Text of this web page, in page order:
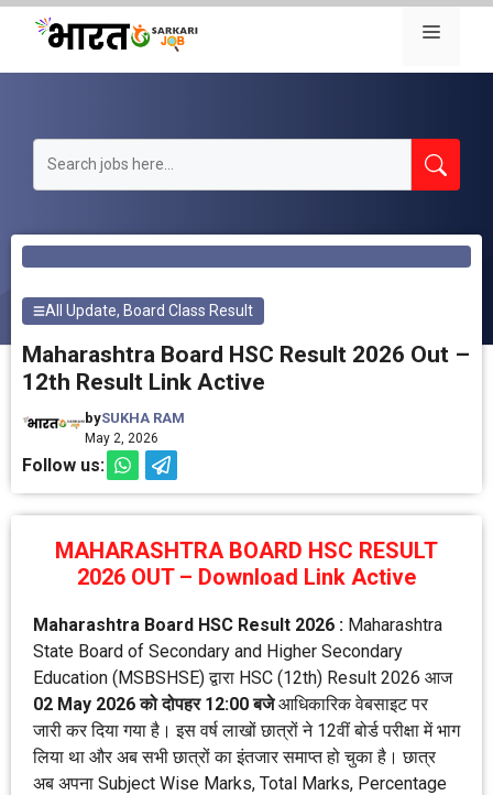
Skip
content
Menu
All Update, Board Class Result
Maharashtra Board HSC Result 2026 Out –
12th Result Link Active
bySUKHA RAM
May 2, 2026
Follow us:
MAHARASHTRA BOARD HSC RESULT
2026 OUT – Download Link Active
Maharashtra Board HSC Result 2026 : Maharashtra
State Board of Secondary and Higher Secondary
Education (MSBSHSE) द्वारा HSC (12th) Result 2026 आज
02 May 2026 को दोपहर 12:00 बजेआधिकारिक वेबसाइट पर
जारी कर दिया गया है। इस वर्ष लाखों छात्रों ने 12वीं बोर्ड परीक्षा में भाग
लिया था और अब सभी छात्रों का इंतजार समाप्त हो चुका है। छात्र
अब अपना Subject Wise Marks, Total Marks, Percentage